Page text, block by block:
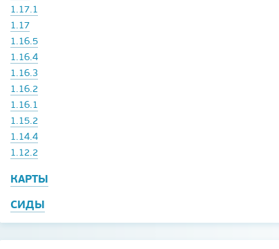
1.17.1
1.17
1.16.5
1.16.4
1.16.3
1.16.2
1.16.1
1.15.2
1.14.4
1.12.2
КАРТЫ
СИДЫ